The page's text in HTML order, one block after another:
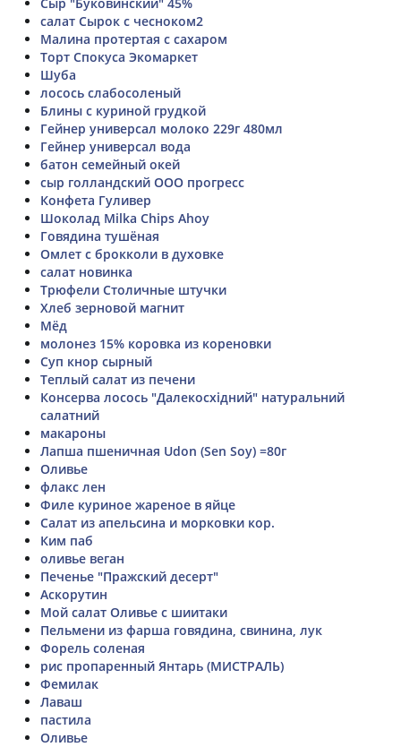
салат Сырок с чесноком2
Малина протертая с сахаром
Торт Спокуса Экомаркет
Шуба
лосось слабосоленый
Блины с куриной грудкой
Гейнер универсал молоко 229г 480мл
Гейнер универсал вода
батон семейный окей
сыр голландский ООО прогресс
Конфета Гуливер
Шоколад Milka Chips Ahoy
Говядина тушёная
Омлет с брокколи в духовке
салат новинка
Трюфели Столичные штучки
Хлеб зерновой магнит
Мёд
молонез 15% коровка из кореновки
Суп кнор сырный
Теплый салат из печени
Консерва лосось "Далекосхiдний" натуральний
салатний
макароны
Лапша пшеничная Udon (Sen Soy) =80г
Оливье
флакс лен
Филе куриное жареное в яйце
Салат из апельсина и морковки кор.
Ким паб
оливье веган
Печенье "Пражский десерт"
Аскорутин
Мой салат Оливье с шиитаки
Пельмени из фарша говядина, свинина, лук
Форель соленая
рис пропаренный Янтарь (МИСТРАЛЬ)
Фемилак
Лаваш
пастила
Оливье